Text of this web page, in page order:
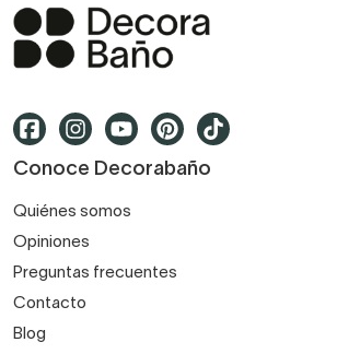
Conoce Decorabaño
Quiénes somos
Opiniones
Preguntas frecuentes
Contacto
Blog